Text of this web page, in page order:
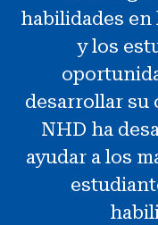
Noticias y
Involucrarse
habilidades en
y los
desarrollar su
NHD ha
ayudar a los